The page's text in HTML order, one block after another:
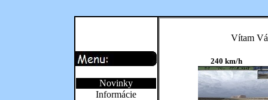
Novinky
Informácie